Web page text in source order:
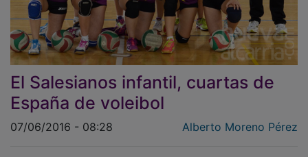
El Salesianos infantil, cuartas de
España de voleibol
07/06/2016 - 08:28